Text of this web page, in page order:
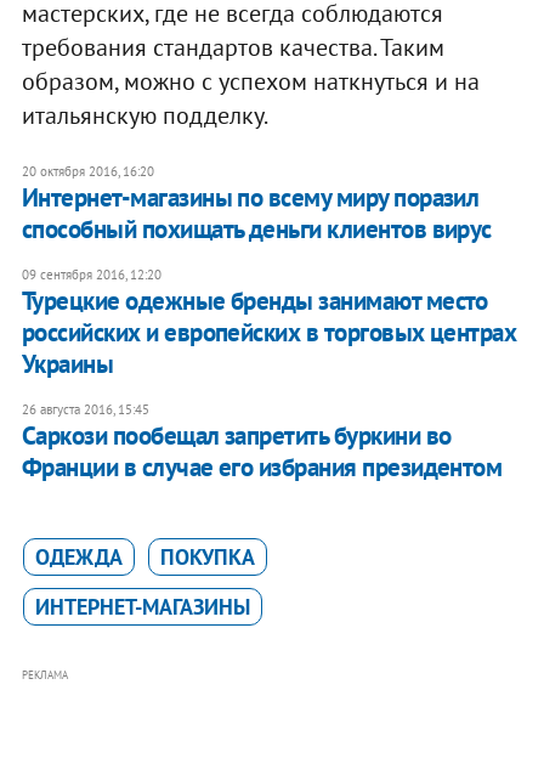
мастерских, где не всегда соблюдаются
требования стандартов качества. Таким
образом, можно с успехом наткнуться и на
итальянскую подделку.
20 октября 2016, 16:20
Интернет-магазины по всему миру поразил
способный похищать деньги клиентов вирус
09 сентября 2016, 12:20
Турецкие одежные бренды занимают место
российских и европейских в торговых центрах
Украины
26 августа 2016, 15:45
Саркози пообещал запретить буркини во
Франции в случае его избрания президентом
ОДЕЖДА
ПОКУПКА
ИНТЕРНЕТ-МАГАЗИНЫ
РЕКЛАМА